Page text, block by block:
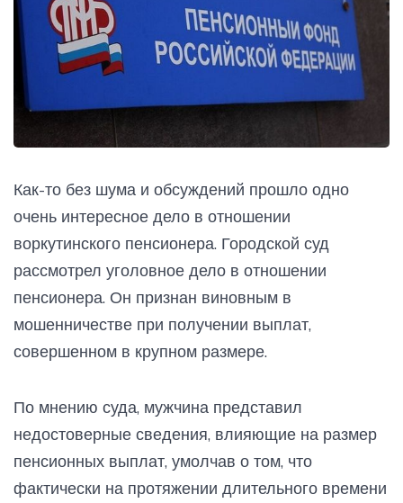
Как-то без шума и обсуждений прошло одно
очень интересное дело в отношении
воркутинского пенсионера. Городской суд
рассмотрел уголовное дело в отношении
пенсионера. Он признан виновным в
мошенничестве при получении выплат,
совершенном в крупном размере.
По мнению суда, мужчина представил
недостоверные сведения, влияющие на размер
пенсионных выплат, умолчав о том, что
фактически на протяжении длительного времени